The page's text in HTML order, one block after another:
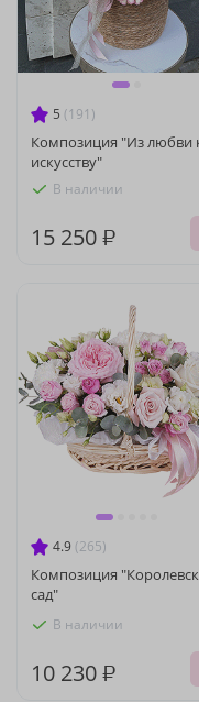
5 (191)
Композиция "Из любви
искусству"
В наличии
15 250 ₽
4.9 (265)
Композиция
сад"
В наличии
10 230 ₽